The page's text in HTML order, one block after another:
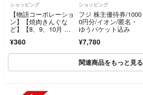
ショッピング
【物語コーポレーショ
ン】【焼肉きんぐな
ど】【8、9、10月 末
¥360
ショッピング
フジ 株主優待券/1000
0円分/イオン/匿名・
ゆうパケット込み
¥7,780
関連商品をもっと見る